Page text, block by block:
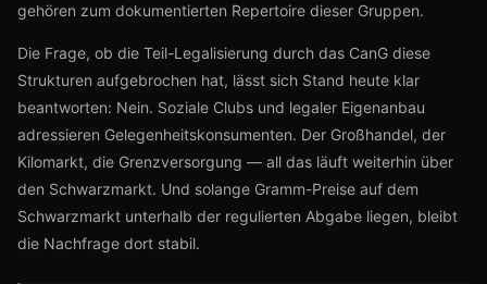
gehören zum dokumentierten Repertoire dieser Gruppen.
Die Frage, ob die Teil-Legalisierung durch das CanG diese
Strukturen aufgebrochen hat, lässt sich Stand heute klar
beantworten: Nein. Soziale Clubs und legaler Eigenanbau
adressieren Gelegenheitskonsumenten. Der Großhandel, der
Kilomarkt, die Grenzversorgung — all das läuft weiterhin über
den Schwarzmarkt. Und solange Gramm-Preise auf dem
Schwarzmarkt unterhalb der regulierten Abgabe liegen, bleibt
die Nachfrage dort stabil.